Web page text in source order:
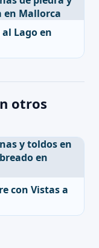
Lago en
otros
con Vistas a